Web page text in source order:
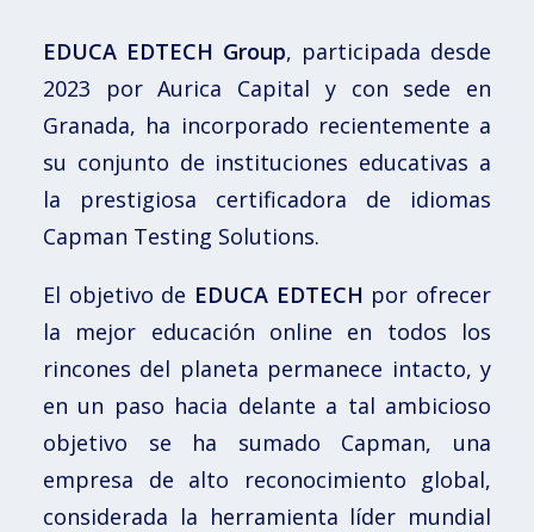
EDUCA EDTECH Group, participada desde
2023 por Aurica Capital y con sede en
Granada, ha incorporado recientemente a
su conjunto de instituciones educativas a
la prestigiosa certificadora de idiomas
Capman Testing Solutions.
El objetivo de EDUCA EDTECH por ofrecer
la mejor educación online en todos los
rincones del planeta permanece intacto, y
en un paso hacia delante a tal ambicioso
objetivo se ha sumado Capman, una
empresa de alto reconocimiento global,
considerada la herramienta líder mundial